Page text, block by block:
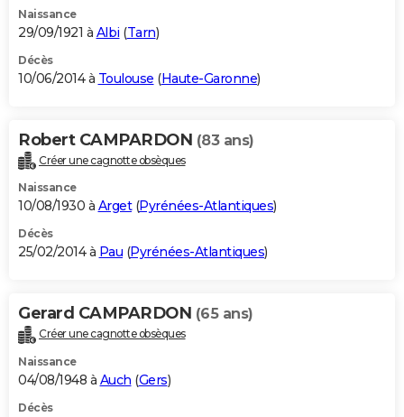
Naissance
29/09/1921 à Albi (Tarn)
Décès
10/06/2014 à Toulouse (Haute-Garonne)
Robert CAMPARDON (83 ans)
Créer une cagnotte obsèques
Naissance
10/08/1930 à Arget(Pyrénées-Atlantiques)
Décès
25/02/2014 à Pau (Pyrénées-Atlantiques)
Gerard CAMPARDON (65 ans)
Créer une cagnotte obsèques
Naissance
04/08/1948 à Auch (Gers)
Décès